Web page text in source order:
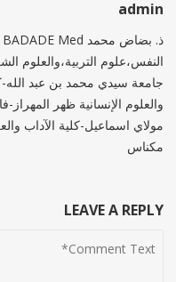
admin
النفس،علوم التربية،والعلوم
جامعة سيدي محمد بن عبد الله-
والعلوم الإنسانية ظهر
مولاي اسماعيل-كلية الآداب
مكناس
LEAVE A REPLY